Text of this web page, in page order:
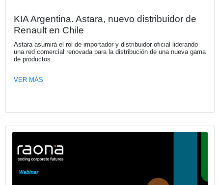
oficialmente el inicio de la preventa digital de la Kia
partir de hoy, los clientes pueden reservar de forma
pickups en Argentina.